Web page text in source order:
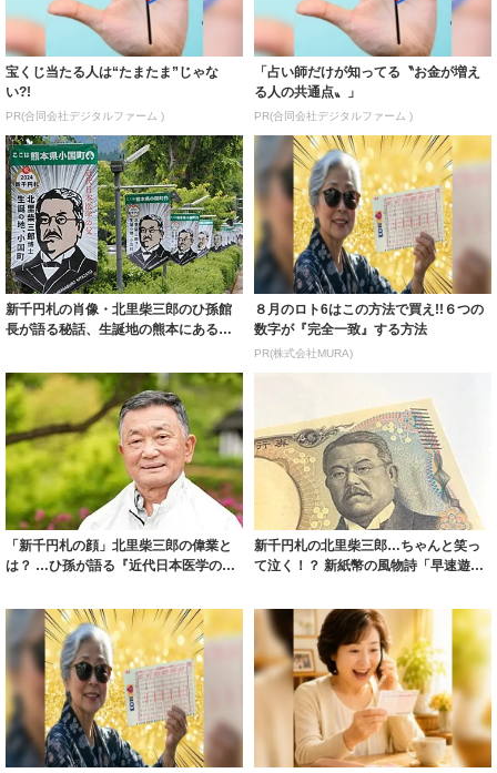
宝くじ当たる人は“たまたま”じゃな
い?!
PR(合同会社デジタルファーム )
「占い師だけが知ってる〝お金が増え
る人の共通点〟」
PR(合同会社デジタルファーム )
新千円札の肖像・北里柴三郎のひ孫館
長が語る秘話、生誕地の熊本にある記
８月のロト6はこの方法で買え!!６つの
数字が『完全一致』する方法
PR(株式会社MURA)
「新千円札の顔」北里柴三郎の偉業と
は？ …ひ孫が語る『近代日本医学の
新千円札の北里柴三郎…ちゃんと笑っ
て泣く！？ 新紙幣の風物詩「早速遊ば